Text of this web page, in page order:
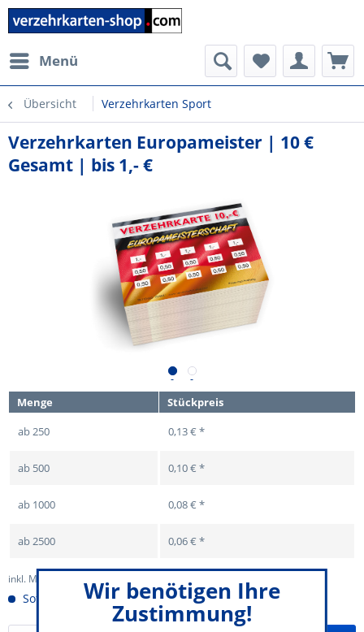
Menü
Übersicht Verzehrkarten Sport
Verzehrkarten Europameister | 10 €
Gesamt | bis 1,- €
Menge
Stückpreis
ab250 0,13 € *
ab 500 0,10 € *
ab 1000 0,08 € *
ab2500 0,06 € *
inkl. MwSt.
Sofort versandfertigWir benötigen Ihre
Zustimmung!